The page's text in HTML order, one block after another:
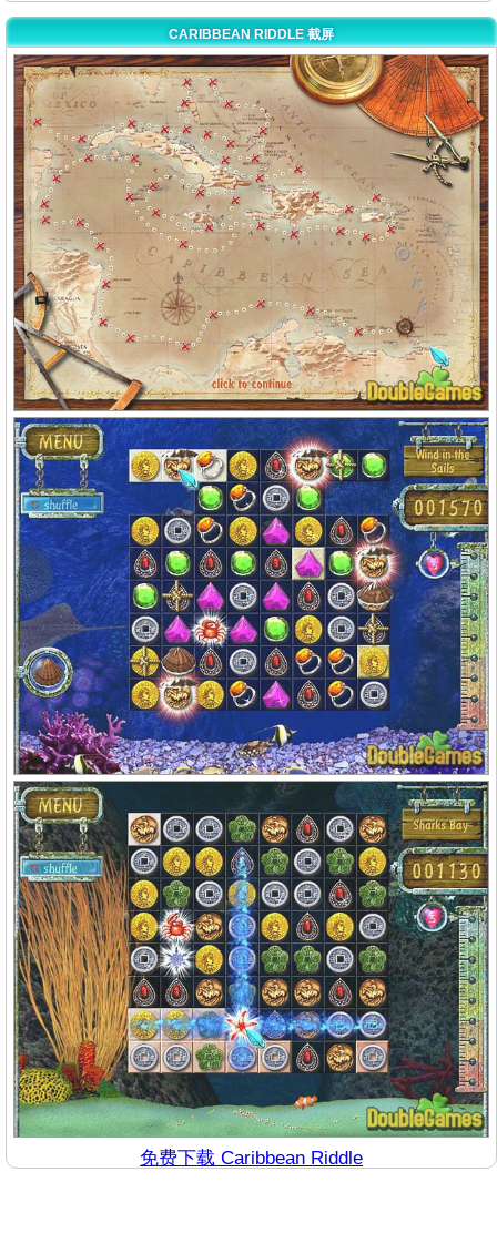
CARIBBEAN RIDDLE 截屏
免费下载 Caribbean Riddle